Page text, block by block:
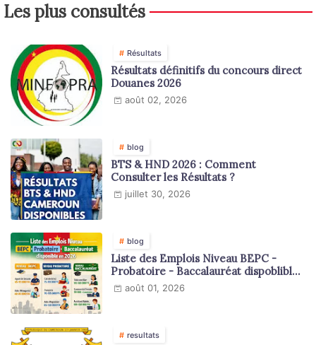
Les plus consultés
Résultats
Résultats définitifs du concours direct
Douanes 2026
août 02, 2026
blog
BTS & HND 2026 : Comment
Consulter les Résultats ?
juillet 30, 2026
blog
Liste des Emplois Niveau BEPC -
Probatoire - Baccalauréat dispoblible
en 2026
août 01, 2026
resultats